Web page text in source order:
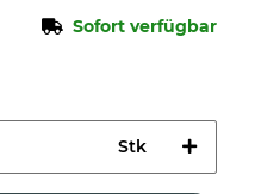
Sofort verfügbar
Stk